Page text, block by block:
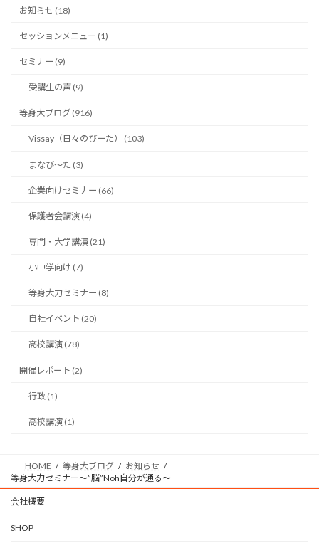
お知らせ (18)
セッションメニュー (1)
セミナー (9)
受講生の声 (9)
等身大ブログ (916)
Vissay（日々のびーた） (103)
まなび〜た (3)
企業向けセミナー (66)
保護者会講演 (4)
専門・大学講演 (21)
小中学向け (7)
等身大力セミナー (8)
自社イベント (20)
高校講演 (78)
開催レポート (2)
行政 (1)
高校講演 (1)
HOME 等身大ブログ
お知らせ
等身大力セミナー〜”脳”Noh自分が通る〜
会社概要
SHOP